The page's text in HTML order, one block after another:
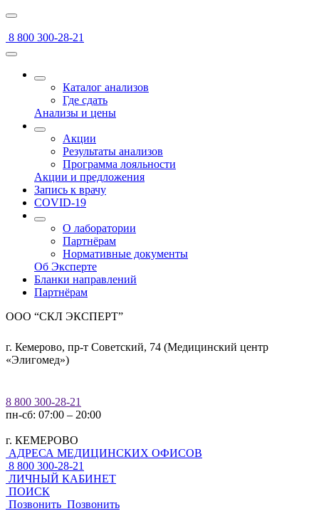
8 800 300-28-21
Каталог анализов
Где сдать
Анализы и цены
Акции
Результаты анализов
Программа лояльности
Акции и предложения
Запись к врачу
COVID-19
О лаборатории
Партнёрам
Нормативные документы
Об Эксперте
Бланки направлений
Партнёрам
ООО “СКЛ ЭКСПЕРТ”
г. Кемерово, пр-т Советский, 74 (Медицинский центр
«Элигомед»)
8 800 300-28-21
пн-сб: 07:00 – 20:00
г. КЕМЕРОВО
АДРЕСА МЕДИЦИНСКИХ ОФИСОВ
8 800 300-28-21
ЛИЧНЫЙ КАБИНЕТ
ПОИСК
Позвонить Позвонить